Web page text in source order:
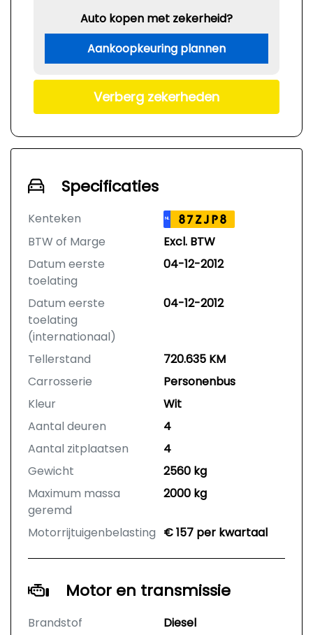
Auto kopen met zekerheid?
Aankoopkeuring plannen
Verberg zekerheden
Specificaties
Kenteken NL 87ZJP8
BTW of Marge
Excl. BTW
Datum eerste
toelating
04-12-2012
Datum eerste
toelating
(internationaal)
04-12-2012
Tellerstand
720.635 KM
Carrosserie
Personenbus
Kleur
Wit
Aantal deuren
4
Aantal zitplaatsen
4
Gewicht
2560 kg
Maximum massa
geremd
2000 kg
Motorrijtuigenbelasting € 157 per kwartaal
Motor en transmissie
Brandstof
Diesel